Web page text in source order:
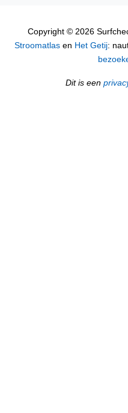
Copyright © 2026
Stroomatlasen Het Getij:
Dit is een